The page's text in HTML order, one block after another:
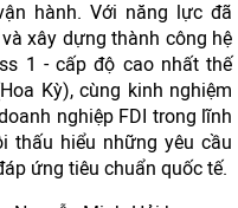
hành. Với năng lực đã
xây dựng thành công hệ
1 - cấp độ cao nhất thế
Kỳ), cùng kinh nghiệm
nghiệp FDI trong lĩnh
thấu hiểu những yêu cầu
ứng tiêu chuẩn quốc tế.